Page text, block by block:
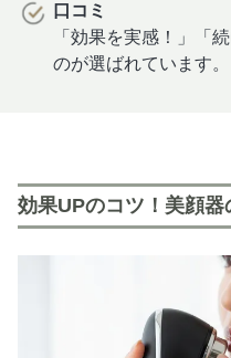
口コミ
「効果を実感！」「
のが選ばれています。
効果UPのコツ！美顔